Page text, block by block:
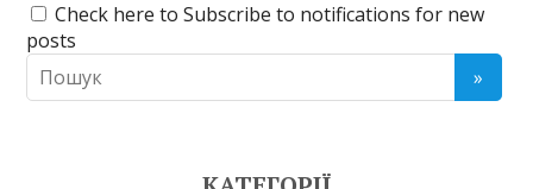
Check here to Subscribe to notifications for new
posts